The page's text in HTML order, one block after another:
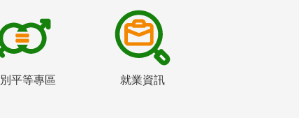
平等專區 就業資訊